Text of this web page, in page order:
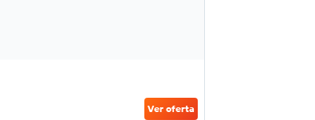
Ver oferta